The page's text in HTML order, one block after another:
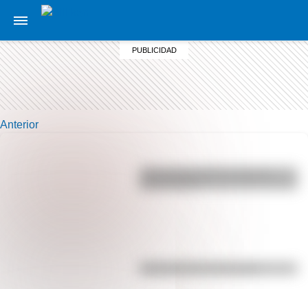
Anterior
¿Por qué los perros se ponen